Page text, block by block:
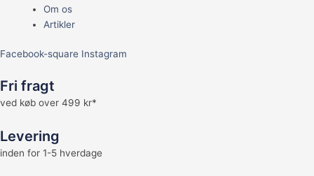
Om os
Artikler
Facebook-square Instagram
Fri fragt
ved køb over 499 kr*
Levering
inden for 1-5 hverdage